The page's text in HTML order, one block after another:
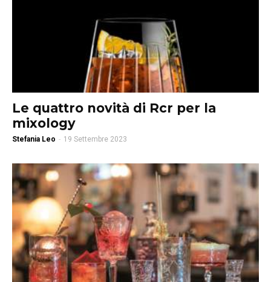
Le quattro novità di Rcr per la
mixology
Stefania Leo - 19 Settembre 2023